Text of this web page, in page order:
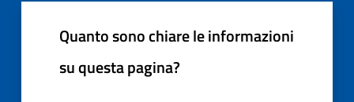
Quanto sono chiare le informazioni
su questa pagina?